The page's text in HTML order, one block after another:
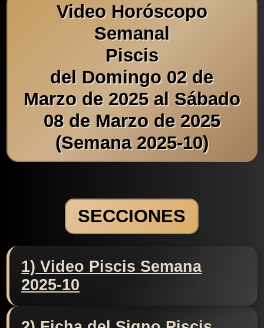
Video Horóscopo
Semanal
Piscis
del Domingo 02 de
Marzo de 2025 al Sábado
08 de Marzo de 2025
(Semana 2025-10)
SECCIONES
1) Video Piscis Semana
2025-10